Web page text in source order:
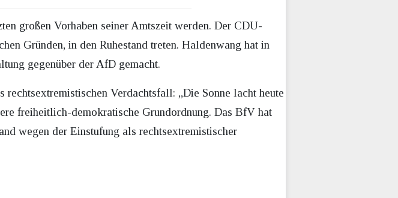
großen Vorhaben seiner Amtszeit werden. Der CDU-
Gründen, in den Ruhestand treten. Haldenwang hat in
gegenüber der AfD gemacht.
Verdachtsfall: „Die Sonne lacht heute
freiheitlich-demokratische Grundordnung. Das BfV hat
wegen der Einstufung als rechtsextremistischer